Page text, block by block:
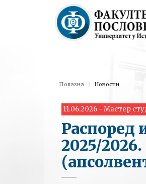
Полазна Новости
11.06.2026 - Мастер
Распоред
2025/